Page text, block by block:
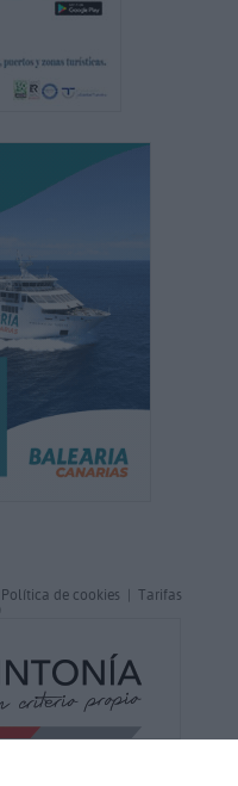
Política de cookies | Tarifas